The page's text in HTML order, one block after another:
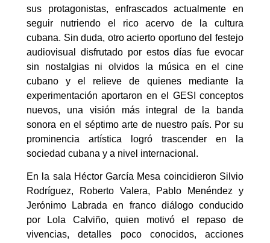
sus protagonistas, enfrascados actualmente en
seguir nutriendo el rico acervo de la cultura
cubana. Sin duda, otro acierto oportuno del festejo
audiovisual disfrutado por estos días fue evocar
sin nostalgias ni olvidos la música en el cine
cubano y el relieve de quienes mediante la
experimentación aportaron en el GESI conceptos
nuevos, una visión más integral de la banda
sonora en el séptimo arte de nuestro país. Por su
prominencia artística logró trascender en la
sociedad cubana y a nivel internacional.
En la sala Héctor García Mesa coincidieron Silvio
Rodríguez, Roberto Valera, Pablo Menéndez y
Jerónimo Labrada en franco diálogo conducido
por Lola Calviño, quien motivó el repaso de
vivencias, detalles poco conocidos, acciones